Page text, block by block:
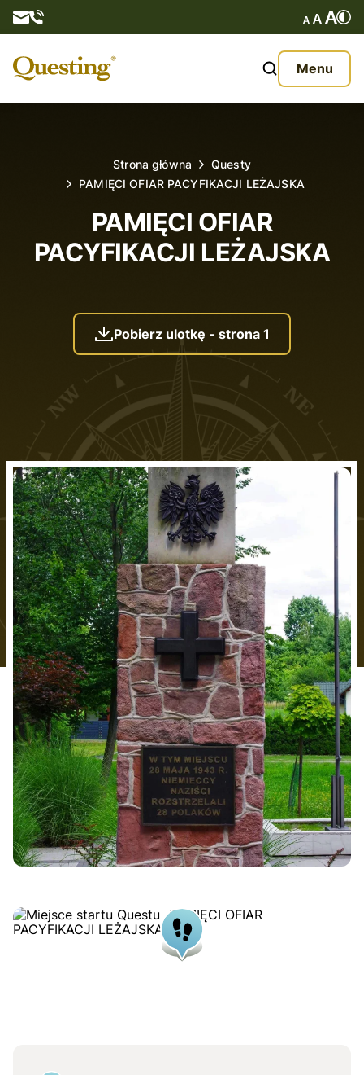
Menu
O nas
Aktualności
Kontakt
Strona główna
Questy
PAMIĘCI OFIAR PACYFIKACJI LEŻAJSKA
PAMIĘCI OFIAR
PACYFIKACJI LEŻAJSKA
Pobierz ulotkę - strona 1